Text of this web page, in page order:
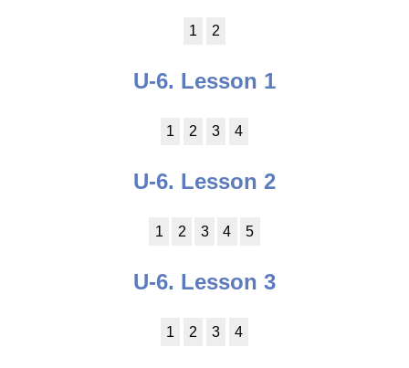
1 2
U-6. Lesson 1
1 2 3 4
U-6. Lesson 2
1 2 3 4 5
U-6. Lesson 3
1 2 3 4